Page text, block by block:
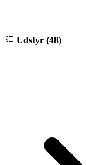
Udstyr (48)